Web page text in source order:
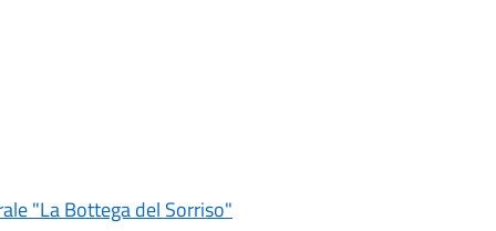
"La Bottega del Sorriso"